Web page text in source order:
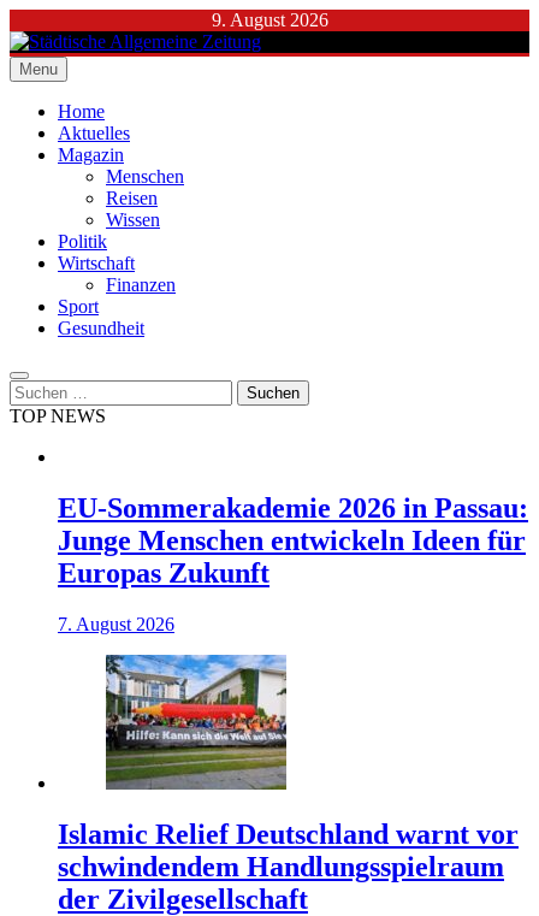
to
content
9. August 2026
Städtische Allgemeine Zeitung
Menu
Home
Aktuelles
Magazin
Menschen
Reisen
Wissen
Politik
Wirtschaft
Finanzen
Sport
Gesundheit
Suchen
nach:
TOP NEWS
EU-Sommerakademie 2026 in Passau:
Junge Menschen entwickeln Ideen für
Europas Zukunft
7. August 2026
Islamic Relief Deutschland warnt vor
schwindendem Handlungsspielraum
der Zivilgesellschaft